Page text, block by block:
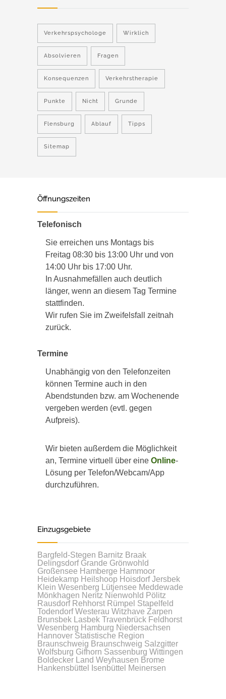
Verkehrspsychologe Wirklich
Absolvieren Fragen
Konsequenzen Verkehrstherapie
Punkte Nicht Grunde
Flensburg Ablauf Tipps
Sitemap
Öffnungszeiten
Telefonisch
Sie erreichen uns Montags bis
Freitag 08:30 bis 13:00 Uhr und von
14:00 Uhr bis 17:00 Uhr.
In Ausnahmefällen auch deutlich
länger, wenn an diesem Tag Termine
stattfinden.
Wir rufen Sie im Zweifelsfall zeitnah
zurück.
Termine
Unabhängig von den Telefonzeiten
können Termine auch in den
Abendstunden bzw. am Wochenende
vergeben werden (evtl. gegen
Aufpreis).
Wir bieten außerdem die Möglichkeit
an, Termine virtuell über eine Online-
Lösung per Telefon/Webcam/App
durchzuführen.
Einzugsgebiete
Bargfeld-Stegen Barnitz Braak
Delingsdorf Grande Grönwohld
Großensee Hamberge Hammoor
Heidekamp Heilshoop Hoisdorf Jersbek
Klein Wesenberg
Lütjensee Meddewade
Mönkhagen Neritz Nienwohld Pölitz
Rausdorf Rehhorst Rümpel Stapelfeld
Todendorf Westerau Witzhave Zarpen
Brunsbek
Lasbek Travenbrück Feldhorst
Wesenberg Hamburg Niedersachsen
Hannover Statistische Region
Braunschweig Braunschweig Salzgitter
Wolfsburg Gifhorn Sassenburg Wittingen
Boldecker Land Weyhausen Brome
Hankensbüttel
Isenbüttel Meinersen